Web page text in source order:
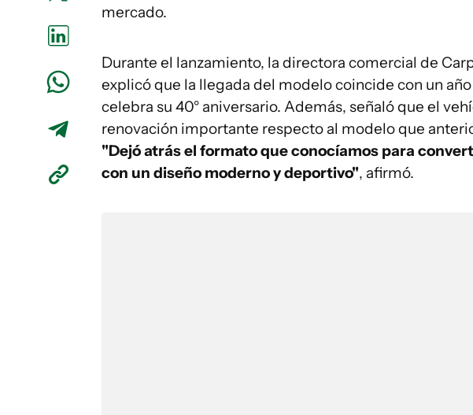
mercado.
Durante el lanzamiento, la directora comercial de
explicó que la llegada del modelo coincide con un
celebra su 40° aniversario. Además, señaló que el
renovación importante respecto al modelo que
"Dejó atrás el formato que conocíamos para
con un diseño moderno y deportivo", afirmó.